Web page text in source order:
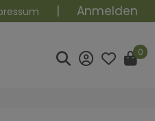
| Anmelden
0